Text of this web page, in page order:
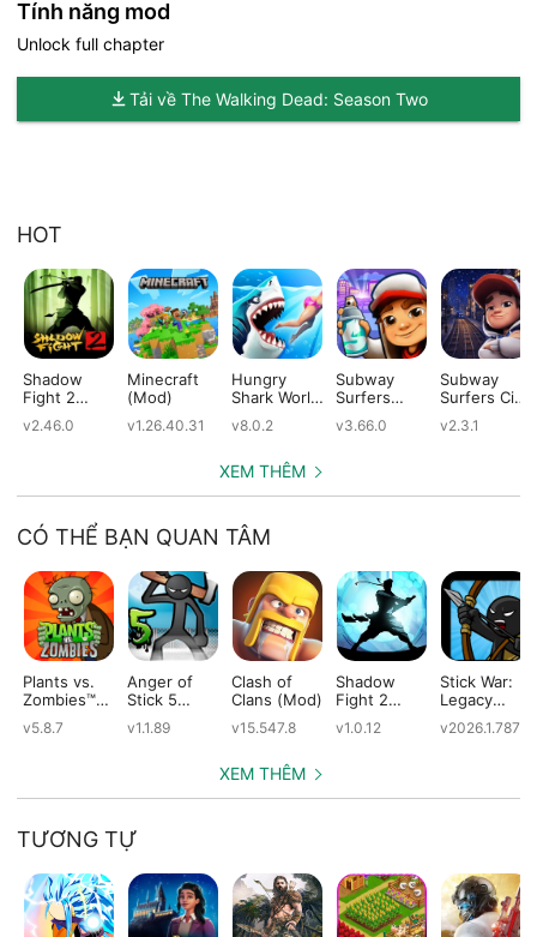
Tính năng mod
Unlock full chapter
Tải về The Walking Dead: Season Two
HOT
Shadow
Fight 2
v2.46.0
Minecraft
(Mod)
v1.26.40.31
Hungry
Shark World
v8.0.2
Subway
Surfers
v3.66.0
Subway
Surfers City
v2.3.1
XEM THÊM
CÓ THỂ BẠN QUAN TÂM
Plants vs.
Zombies™
v5.8.7
Anger of
Stick 5
v1.1.89
Clash of
Clans (Mod)
v15.547.8
Shadow
Fight 2
Edition
v1.0.12
Stick War:
Legacy
v2026.1.787
XEM THÊM
TƯƠNG TỰ